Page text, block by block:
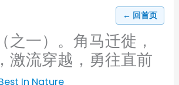
← 回首页
之一）。角马迁徙，
激流穿越，勇往直前
In Nature